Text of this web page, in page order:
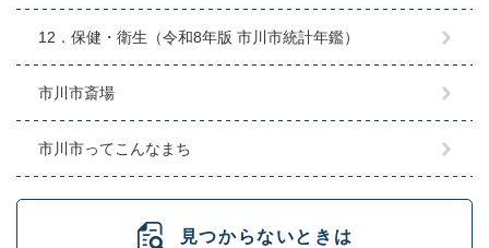
12．保健・衛生（令和8年版 市川市統計年鑑）
市川市斎場
市川市ってこんなまち
見つからないときは